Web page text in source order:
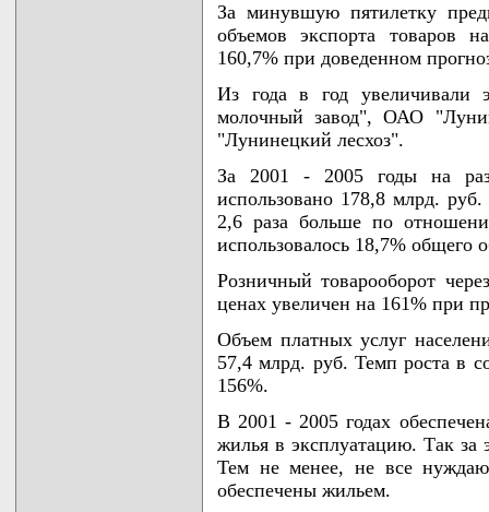
За минувшую пятилетку
объемов экспорта товаров
160,7% при доведенном
Из года в год увеличивали
молочный завод", ОАО
"Лунинецкий лесхоз".
За 2001 - 2005 годы на
использовано 178,8 млрд.
2,6 раза больше по
использовалось 18,7% общего
Розничный товарооборот
ценах увеличен на 161% при
Объем платных услуг
57,4 млрд. руб. Темп роста в
156%.
В 2001 - 2005 годах
жилья в эксплуатацию. Так за
Тем не менее, не все
обеспечены жильем.